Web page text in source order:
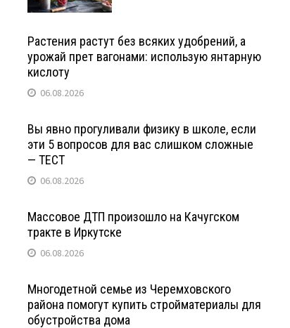
Растения растут без всяких удобрений, а
урожай прет вагонами: использую янтарную
кислоту
06.08.2026
Вы явно прогуливали физику в школе, если
эти 5 вопросов для вас слишком сложные
— ТЕСТ
06.08.2026
Массовое ДТП произошло на Качугском
тракте в Иркутске
06.08.2026
Многодетной семье из Черемховского
района помогут купить стройматериалы для
обустройства дома